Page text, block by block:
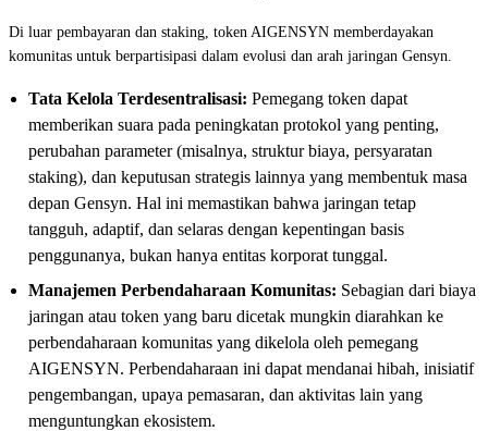
Di luar pembayaran dan staking, token AIGENSYN memberdayakan
komunitas untuk berpartisipasi dalam evolusi dan arah jaringan Gensyn.
Tata Kelola Terdesentralisasi: Pemegang token dapat
memberikan suara pada peningkatan protokol yang penting,
perubahan parameter (misalnya, struktur biaya, persyaratan
staking), dan keputusan strategis lainnya yang membentuk masa
depan Gensyn. Hal ini memastikan bahwa jaringan tetap
tangguh, adaptif, dan selaras dengan kepentingan basis
penggunanya, bukan hanya entitas korporat tunggal.
Manajemen Perbendaharaan Komunitas: Sebagian dari biaya
jaringan atau token yang baru dicetak mungkin diarahkan ke
perbendaharaan komunitas yang dikelola oleh pemegang
AIGENSYN. Perbendaharaan ini dapat mendanai hibah, inisiatif
pengembangan, upaya pemasaran, dan aktivitas lain yang
menguntungkan ekosistem.